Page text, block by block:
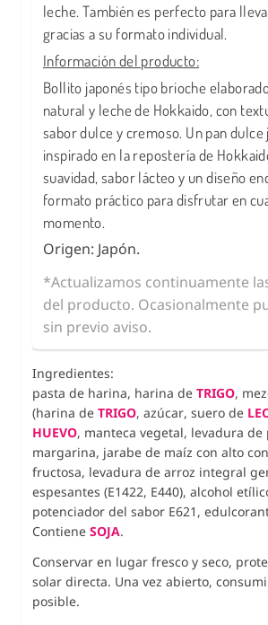
leche. También es perfecto para
gracias a su formato individual.
Información del producto:
Bollito japonés tipo brioche
natural y leche de Hokkaido, con
sabor dulce y cremoso. Un pan dulce
inspirado en la repostería de
suavidad, sabor lácteo y un diseño
formato práctico para disfrutar en
momento.
Origen: Japón.
*Actualizamos continuamente
del producto. Ocasionalmente
sin previo aviso.
Ingredientes:
pasta de harina, harina de TRIGO,
(harina de TRIGO, azúcar, suero de
HUEVO, manteca vegetal, levadura de
margarina, jarabe de maíz con alto
fructosa, levadura de arroz integral
espesantes (E1422, E440), alcohol
potenciador del sabor E621,
Contiene SOJA.
Conservar en lugar fresco y seco,
solar directa. Una vez abierto,
posible.